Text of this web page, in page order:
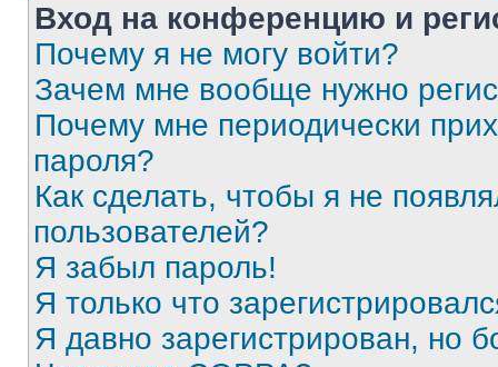
Вход на конференцию и
Почему я не могу войти?
Зачем мне вообще нужно
Почему мне периодически
пароля?
Как сделать, чтобы я не
пользователей?
Я забыл пароль!
Я только что
Я давно зарегистрирован, но